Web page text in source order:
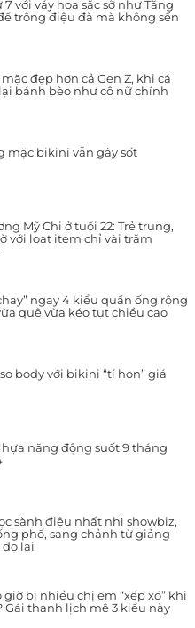
với váy hoa sặc sỡ như Tăng
trông điệu đà mà không sến
đẹp hơn cả Gen Z, khi cá
bánh bèo như cô nữ chính
mặc bikini vẫn gây sốt
Mỹ Chi ở tuổi 22: Trẻ trung,
với loạt item chỉ vài trăm
ngay 4 kiểu quần ống rộng
quê vừa kéo tụt chiều cao
body với bikini “tí hon” giá
năng động suốt 9 tháng
sành điệu nhất nhì showbiz,
phố, sang chảnh từ giảng
lại
giờ bị nhiều chị em “xếp xó” khi
Gái thanh lịch mê 3 kiểu này